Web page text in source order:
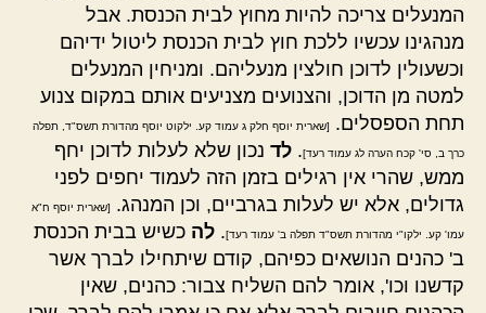
המנעלים צריכה להיות מחוץ לבית הכנסת. אבל
מנהגינו עכשיו ללכת חוץ לבית הכנסת ליטול ידיהם
וכשעולין לדוכן חולצין מנעליהם. ומניחין המנעלים
למטה מן הדוכן, והצנועים מצניעים אותם במקום צנוע
תחת הספסלים.
[שארית יוסף חלק ג עמוד קע. ילקוט יוסף מהדורת תשס"ד, תפלה
כרך ב, סי' קכח הערה לג עמוד רעד]. לד נכון שלא לעלות לדוכן יחף
ממש, שהרי אין רגילים בזמן הזה לעמוד יחפים לפני
גדולים, אלא יש לעלות בגרביים, וכן המנהג.
[שארית יוסף ח"א
עמו' קע. ילקו"י מהדורת תשס"ד תפלה ב' עמוד רעד]. לה כשיש בבית הכנסת
ב' כהנים הנושאים כפיהם, קודם שיתחילו לברך אשר
קדשנו וכו', אומר להם השליח צבור: כהנים, שאין